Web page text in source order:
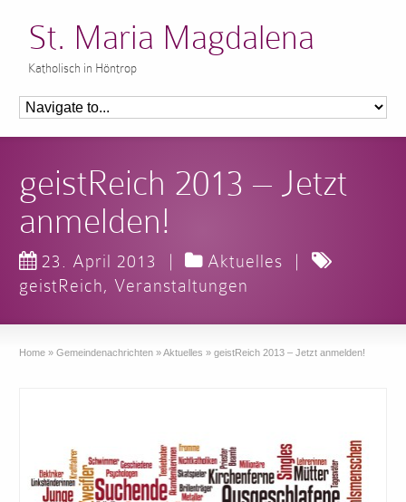
St. Maria Magdalena
Katholisch in Höntrop
geistReich 2013 – Jetzt
anmelden!
23. April 2013 | Aktuelles
|
geistReich,Veranstaltungen
Home » Gemeindenachrichten »Aktuelles » geistReich 2013 – Jetzt anmelden!